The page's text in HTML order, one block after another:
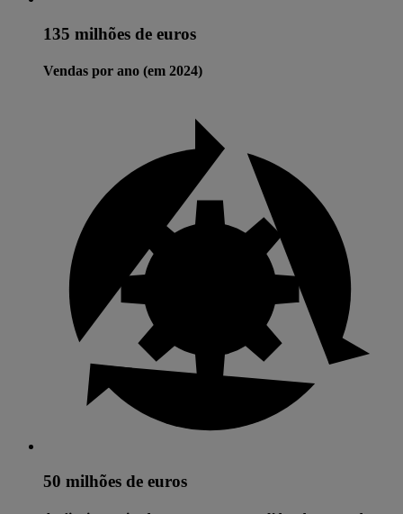
135 milhões de euros
Vendas por ano (em 2024)
50 milhões de euros